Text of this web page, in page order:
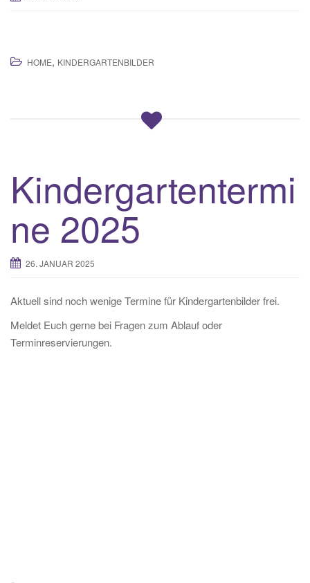
HOME, KINDERGARTENBILDER
Kindergartentermi
ne 2025
26. JANUAR 2025
Aktuell sind noch wenige Termine für Kindergartenbilder frei.
Meldet Euch gerne bei Fragen zum Ablauf oder
Terminreservierungen.